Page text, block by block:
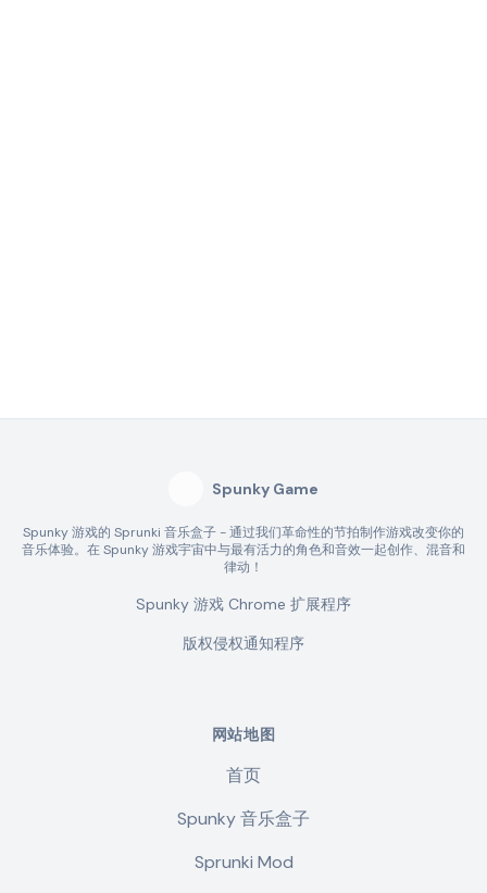
Spunky Game
Spunky 游戏的 Sprunki 音乐盒子 - 通过我们革命性的节拍制作游戏改变你的
音乐体验。在 Spunky 游戏宇宙中与最有活力的角色和音效一起创作、混音和
律动！
Spunky 游戏 Chrome 扩展程序
版权侵权通知程序
网站地图
首页
Spunky 音乐盒子
Sprunki Mod